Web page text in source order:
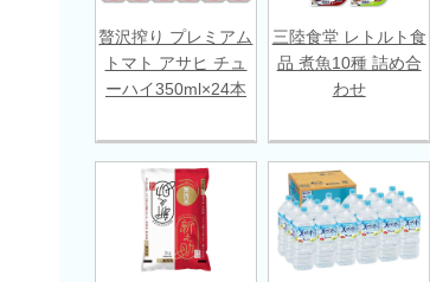
贅沢搾り プレミアム
トマト アサヒ チュ
ーハイ350ml×24本
三陸食堂 レトルト食
品 煮魚10種 詰め合
わせ